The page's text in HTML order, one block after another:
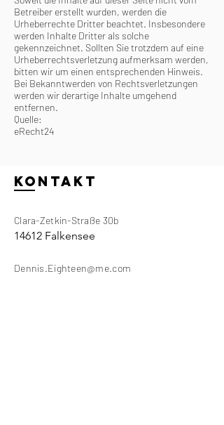
Betreiber erstellt wurden, werden die
Urheberrechte Dritter beachtet. Insbesondere
werden Inhalte Dritter als solche
gekennzeichnet. Sollten Sie trotzdem auf eine
Urheberrechtsverletzung aufmerksam werden,
bitten wir um einen entsprechenden Hinweis.
Bei Bekanntwerden von Rechtsverletzungen
werden wir derartige Inhalte umgehend
entfernen.
Quelle:
eRecht24
KONTAKT
Clara-Zetkin-Straße 30b
14612 Falkensee
Dennis.Eighteen@me.com